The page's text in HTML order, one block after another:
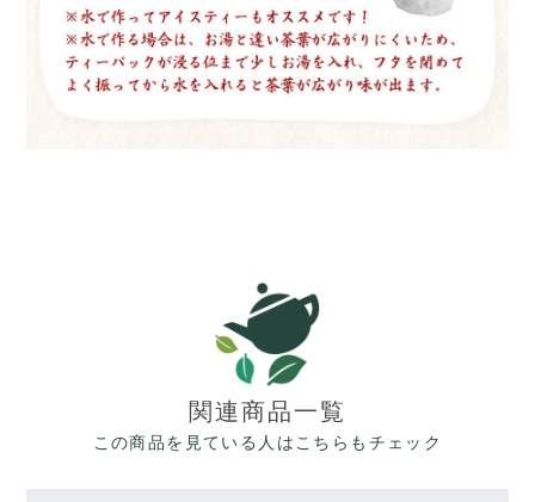
関連商品一覧
この商品を見ている人はこちらもチェック